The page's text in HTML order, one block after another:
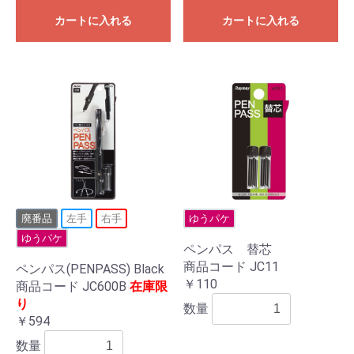
カートに入れる カートに入れる
廃番品 左手
右手
ゆうパケ
ペンパス(PENPASS) Black
商品コード JC600B 在庫限
り
￥594
数量
ゆうパケ
ペンパス 替芯
商品コード JC11
￥110
数量